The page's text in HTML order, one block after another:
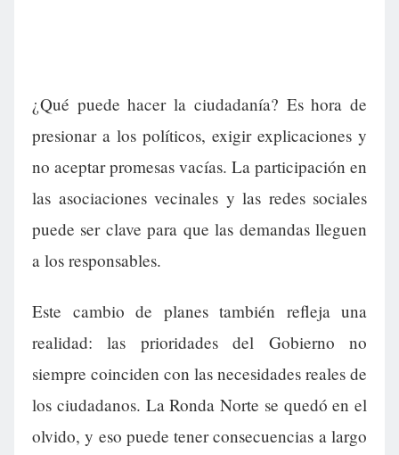
¿Qué puede hacer la ciudadanía? Es hora de
presionar a los políticos, exigir explicaciones y
no aceptar promesas vacías. La participación en
las asociaciones vecinales y las redes sociales
puede ser clave para que las demandas lleguen
a los responsables.
Este cambio de planes también refleja una
realidad: las prioridades del Gobierno no
siempre coinciden con las necesidades reales de
los ciudadanos. La Ronda Norte se quedó en el
olvido, y eso puede tener consecuencias a largo